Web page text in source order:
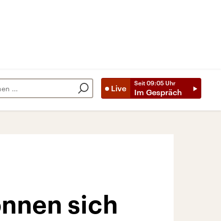
Live
Seit 09:05 Uhr
Im Gespräch
sich